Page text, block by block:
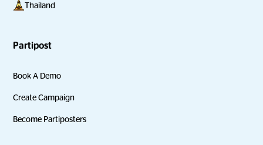
Thailand
Partipost
Book A Demo
Create Campaign
Become Partiposters